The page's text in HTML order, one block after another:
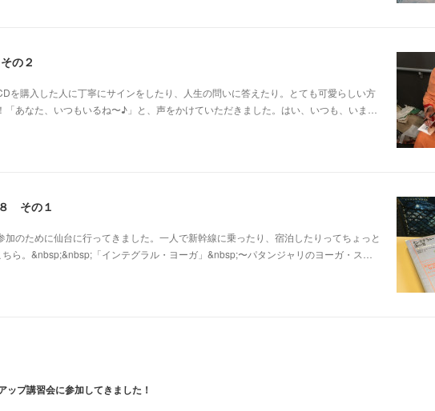
の２
を購入した人に丁寧にサインをしたり、人生の問いに答えたり。とても可愛らしい方
あなた、いつもいるね〜♪」と、声をかけていただきました。はい、いつも、いま…
その１
のために仙台に行ってきました。一人で新幹線に乗ったり、宿泊したりってちょっと
ら。&nbsp;&nbsp;「インテグラル・ヨーガ」&nbsp;〜パタンジャリのヨーガ・ス…
プ講習会に参加してきました！